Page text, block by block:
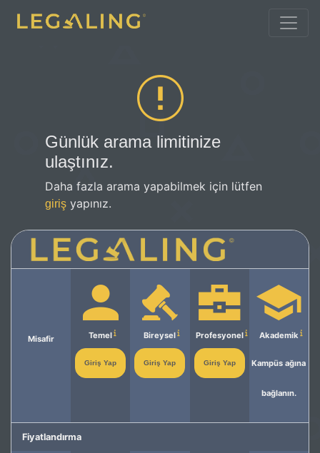
Günlük arama limitinize
ulaştınız.
Daha fazla arama yapabilmek için lütfen
giriş yapınız.
Misafir Temel
Giriş Yap
Bireysel
Giriş Yap
Profesyonel
Giriş Yap
Akademik
Kampüs ağına
bağlanın.
Fiyatlandırma